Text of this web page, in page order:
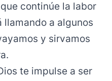
continúe la labor
llamando a algunos
y sirvamos
te impulse a ser